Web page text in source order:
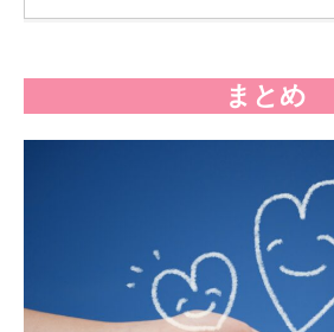
まとめ